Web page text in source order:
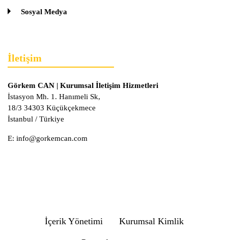
Sosyal Medya
İletişim
Görkem CAN | Kurumsal İletişim Hizmetleri
İstasyon Mh. 1. Hanımeli Sk,
18/3 34303 Küçükçekmece
İstanbul / Türkiye
E: info@gorkemcan.com
İçerik Yönetimi Kurumsal Kimlik